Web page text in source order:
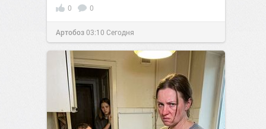
0 0
Артобоз03:10 Сегодня